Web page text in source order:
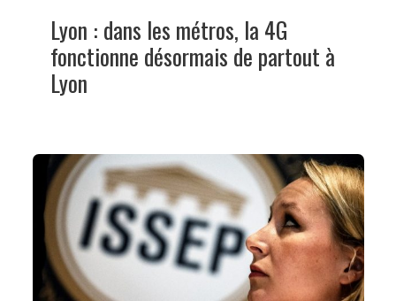
Lyon : dans les métros, la 4G
fonctionne désormais de partout à
Lyon